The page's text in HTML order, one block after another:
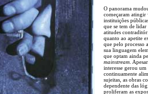
O panorama
começaram atingir
instituições
que se tem de
atitudes
quanto ao apetite
que pelo processo
sua linguagem
que optam ainda
mainstream .
interesse gerou
continuamente
sujeitas, as obras
dependente das
proliferam as